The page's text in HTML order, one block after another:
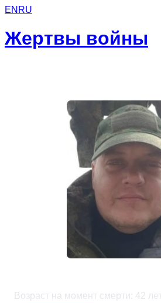
EN RU
Жертвы войны
Возраст на момент смерти : 42